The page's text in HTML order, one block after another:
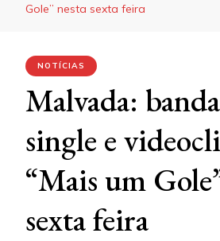
Gole” nesta sexta feira
NOTÍCIAS
Malvada:
single e
“Mais um
sexta feira